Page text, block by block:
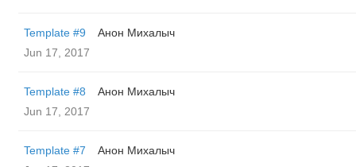
Template #9
Анон Михалыч
Jun 17, 2017
Template #8
Анон Михалыч
Jun 17, 2017
Template #7
Анон Михалыч